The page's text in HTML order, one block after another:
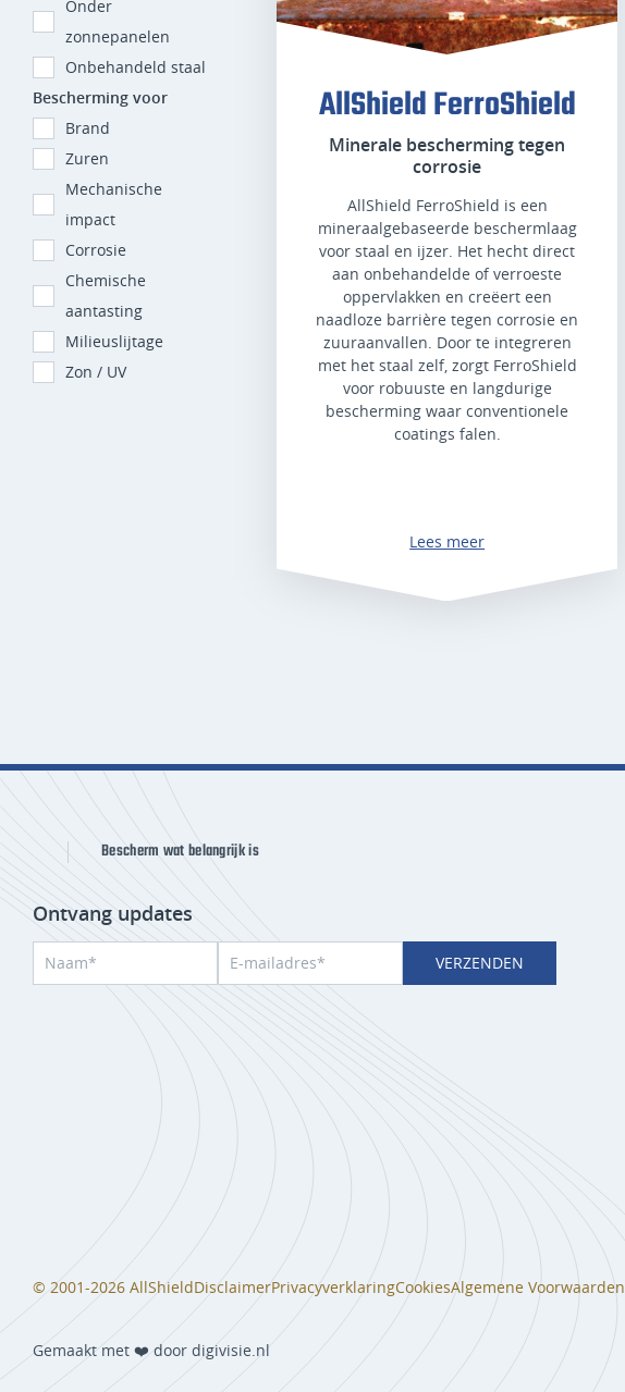
Onder
zonnepanelen
Onbehandeld staal
Bescherming voor
Brand
Zuren
Mechanische
impact
Corrosie
Chemische
aantasting
Milieuslijtage
Zon / UV
AllShield FerroShield
Minerale bescherming tegen
corrosie
AllShield FerroShield is een
mineraalgebaseerde beschermlaag
voor staal en ijzer. Het hecht direct
aan onbehandelde of verroeste
oppervlakken en creëert een
naadloze barrière tegen corrosie en
zuuraanvallen. Door te integreren
met het staal zelf, zorgt FerroShield
voor robuuste en langdurige
bescherming waar conventionele
coatings falen.
Lees meer
Bescherm wat belangrijk is
Ontvang updates
VERZENDEN
© 2001-2026 AllShieldDisclaimerPrivacyverklaringCookiesAlgemene Voorwaarden
Gemaakt met ❤️ door digivisie.nl